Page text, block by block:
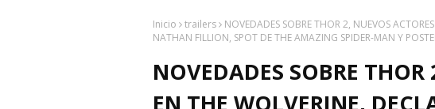
Inicio trailers
NOVEDADES SOBRE THOR 2, NUEVOS
NATHAN FILLION, SPOT DE THE AMAZING SPIDER-MAN Y
NOVEDADES SOBRE
EN THE WOLVERINE,